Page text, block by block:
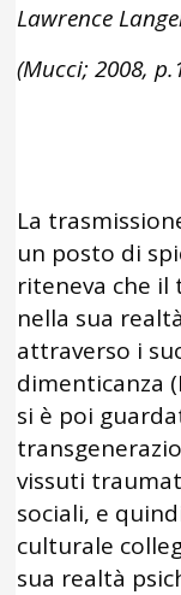
Lawrence
(Mucci; 2008,
La
un posto di
riteneva che
nella sua
attraverso i
dimenticanza
si è poi
vissuti
sociali, e
culturale
sua realtà